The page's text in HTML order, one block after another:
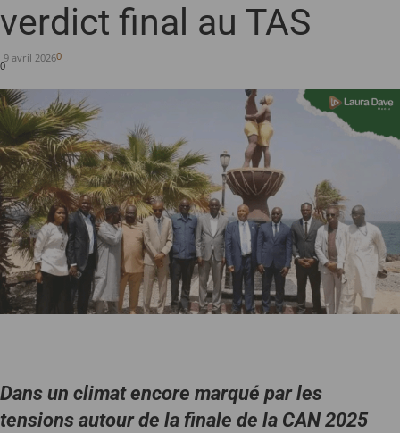
verdict final au TAS
9 avril 20260
0
Dans un climat encore marqué par les
tensions autour de la finale de la CAN 2025